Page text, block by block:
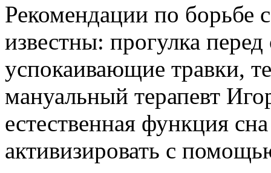
Рекомендации по борьбе
известны: прогулка
успокаивающие травки,
мануальный терапевт
естественная функция
активизировать с